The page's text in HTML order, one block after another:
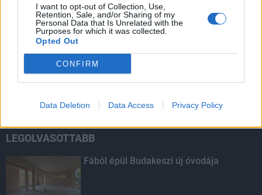
I want to opt-out of Collection, Use,
Retention, Sale, and/or Sharing of my
Personal Data that Is Unrelated with the
Purposes for which it was collected.
Opted Out
CONFIRM
Data Deletion Data Access Privacy Policy
HIRDETÉS
HIRDETÉS
LEGOLVASOTTABB
Fából épül Budakeszi új óvodája